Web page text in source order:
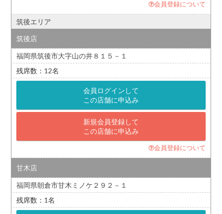
会員登録について
筑後エリア
筑後店
福岡県筑後市大字山の井８１５－１
12
会員ログインして
この店舗に申込み
新規会員登録して
この店舗に申込み
会員登録について
甘木店
福岡県朝倉市甘木ミノケ２９２－１
1